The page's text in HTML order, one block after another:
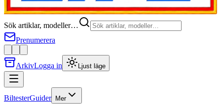
Sök artiklar, modeller…
Prenumerera
ArkivLogga in Ljust läge
BiltesterGuider Mer